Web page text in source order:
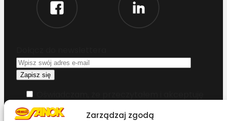
Zarządzaj zgodą
warunki korzystania z serwisu